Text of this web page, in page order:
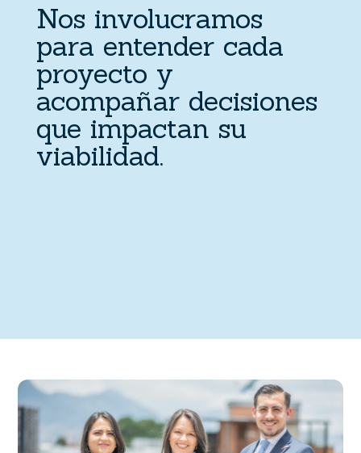
Nos involucramos
para entender cada
proyecto y
acompañar decisiones
que impactan su
viabilidad.